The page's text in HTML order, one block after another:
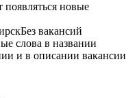
новые
Без вакансий
слова в названии
и в описании вакансии